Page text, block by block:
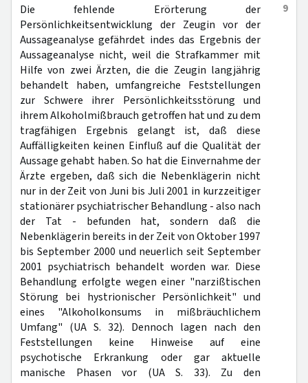
9
Die fehlende Erörterung der
Persönlichkeitsentwicklung der Zeugin vor der
Aussageanalyse gefährdet indes das Ergebnis der
Aussageanalyse nicht, weil die Strafkammer mit
Hilfe von zwei Ärzten, die die Zeugin langjährig
behandelt haben, umfangreiche Feststellungen
zur Schwere ihrer Persönlichkeitsstörung und
ihrem Alkoholmißbrauch getroffen hat und zu dem
tragfähigen Ergebnis gelangt ist, daß diese
Auffälligkeiten keinen Einfluß auf die Qualität der
Aussage gehabt haben. So hat die Einvernahme der
Ärzte ergeben, daß sich die Nebenklägerin nicht
nur in der Zeit von Juni bis Juli 2001 in kurzzeitiger
stationärer psychiatrischer Behandlung - also nach
der Tat - befunden hat, sondern daß die
Nebenklägerin bereits in der Zeit von Oktober 1997
bis September 2000 und neuerlich seit September
2001 psychiatrisch behandelt worden war. Diese
Behandlung erfolgte wegen einer "narzißtischen
Störung bei hystrionischer Persönlichkeit" und
eines "Alkoholkonsums in mißbräuchlichem
Umfang" (UA S. 32). Dennoch lagen nach den
Feststellungen keine Hinweise auf eine
psychotische Erkrankung oder gar aktuelle
manische Phasen vor (UA S. 33). Zu den